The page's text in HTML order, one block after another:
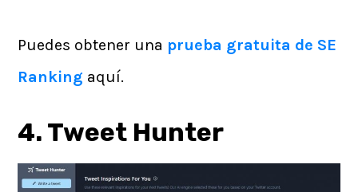
Puedes obtener una prueba gratuita de SE
Ranking aquí.
4. Tweet Hunter